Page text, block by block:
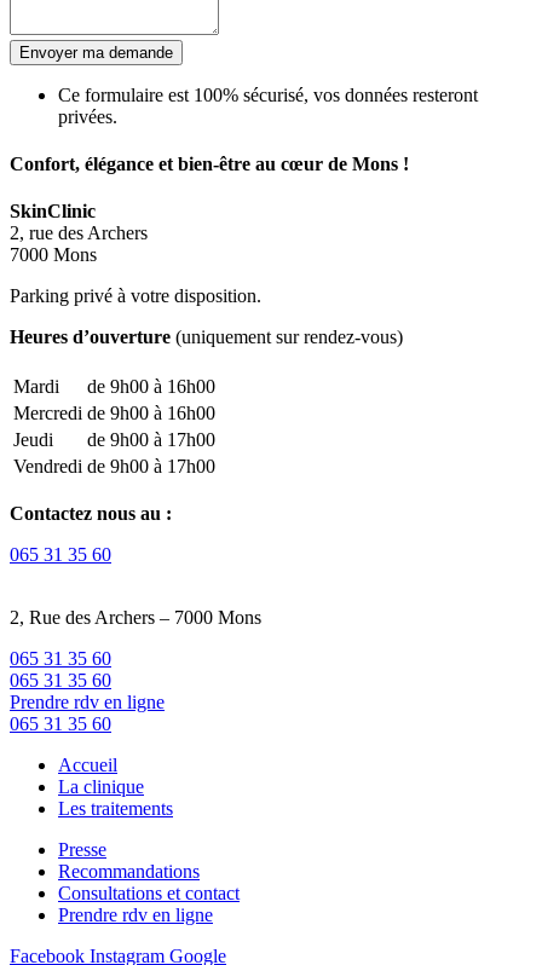
Envoyer ma demande
Ce formulaire est 100% sécurisé, vos données resteront
privées.
Confort, élégance et bien-être au cœur de Mons !
SkinClinic
2, rue des Archers
7000 Mons
Parking privé à votre disposition.
Heures d’ouverture (uniquement sur rendez-vous)
Mardi
de 9h00 à 16h00
Mercredi de 9h00 à 16h00
Jeudi
de 9h00 à 17h00
Vendredi de 9h00 à 17h00
Contactez nous au :
065 31 35 60
2, Rue des Archers – 7000 Mons
065 31 35 60
065 31 35 60
Prendre rdv en ligne
065 31 35 60
Accueil
La clinique
Les traitements
Presse
Recommandations
Consultations et contact
Prendre rdv en ligne
Facebook Instagram Google